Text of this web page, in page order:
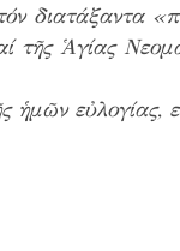
τῆς Ἁγίας
εὐλογίας,